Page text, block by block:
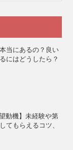
当にあるの？良い
にはどうしたら？
動機】未経験や第
てもらえるコツ、